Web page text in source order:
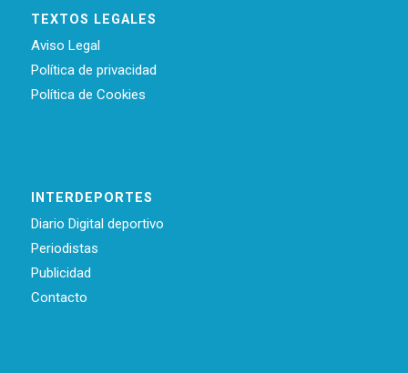
TEXTOS LEGALES
Aviso Legal
Política de privacidad
Política de Cookies
INTERDEPORTES
Diario Digital deportivo
Periodistas
Publicidad
Contacto